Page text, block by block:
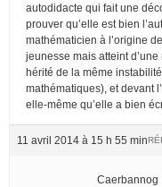
autodidacte qui fait une
prouver qu’elle est bien
mathématicien à l’origine
jeunesse mais atteint
hérité de la même
mathématiques), et devant
elle-même qu’elle a bien
11 avril 2014 à 15 h 55 min
Caerbannog